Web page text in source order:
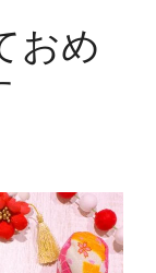
おめ